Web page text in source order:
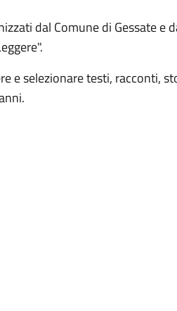
dal Comune di Gessate e
e selezionare testi, racconti,